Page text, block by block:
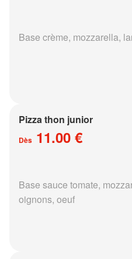
Base crème, mozzarella,
Pizza thon junior
Dès 11.00 €
Base sauce tomate,
oignons, oeuf